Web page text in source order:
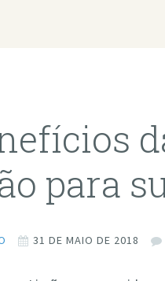
para
31 DE MAIO DE 2018